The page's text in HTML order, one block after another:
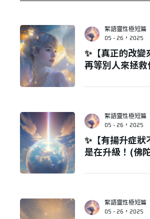
絮語靈性極短篇
05 - 26，2025
✨【真正的改變
再等別人來拯救
絮語靈性極短篇
05 - 26，2025
✨【有揚升症狀
是在升級！(佛
絮語靈性極短篇
05 - 26，2025